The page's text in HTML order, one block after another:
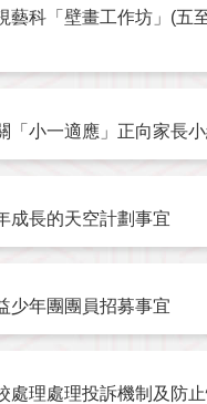
藝科「壁畫工作坊」(五
「小一適應」正向家長
成長的天空計劃事宜
少年團團員招募事宜
處理處理投訴機制及防